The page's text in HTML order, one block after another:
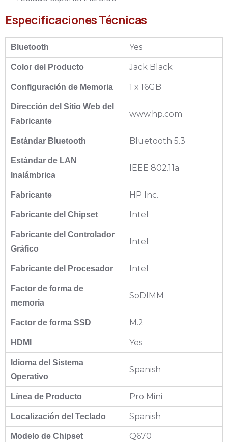
Especificaciones Técnicas
Bluetooth Yes
Color del Producto Jack Black
Configuración de Memoria 1 x 16GB
Dirección del Sitio Web del
Fabricante
www.hp.com
Estándar Bluetooth Bluetooth 5.3
Estándar de LAN
Inalámbrica
IEEE 802.11a
Fabricante HP Inc.
Fabricante del Chipset Intel
Fabricante del Controlador
Gráfico
Intel
Fabricante del Procesador Intel
Factor de forma de
memoria
SoDIMM
Factor de forma SSD M.2
HDMI Yes
Idioma del Sistema
Operativo
Spanish
Línea de Producto Pro Mini
Localización del Teclado Spanish
Modelo de Chipset Q670